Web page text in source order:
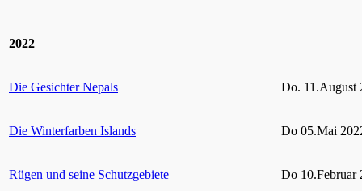
2022
Die Gesichter Nepals Do. 11.August
Die Winterfarben Islands Do 05.Mai
Rügen und seine Schutzgebiete Do 10.Februar